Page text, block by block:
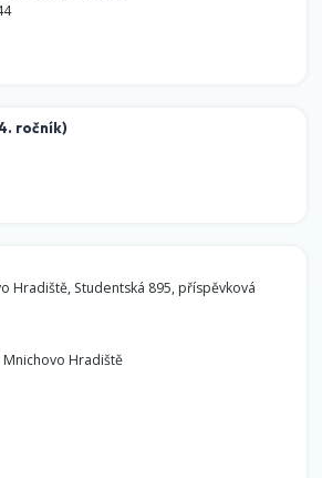
ročník)
Hradiště, Studentská 895, příspěvková
Mnichovo Hradiště